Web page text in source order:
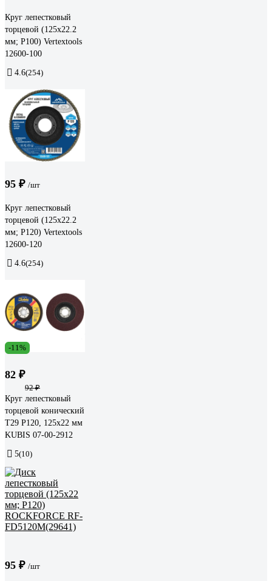
Круг лепестковый
торцевой (125х22.2
мм; Р100) Vertextools
12600-100
4.6(254)
95 ₽ /шт
Круг лепестковый
торцевой (125х22.2
мм; Р120) Vertextools
12600-120
4.6(254)
-11%
82 ₽
92 ₽
Круг лепестковый
торцевой конический
Т29 Р120, 125х22 мм
KUBIS 07-00-2912
5(10)
95 ₽ /шт